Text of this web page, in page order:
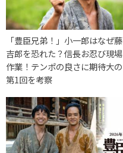
「豊臣兄弟！」小一郎はなぜ藤
吉郎を恐れた？信長お忍び現場
作業！テンポの良さに期待大の
第1回を考察